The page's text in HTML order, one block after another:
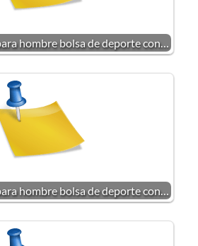
hombre bolsa de deporte con…
hombre bolsa de deporte con…